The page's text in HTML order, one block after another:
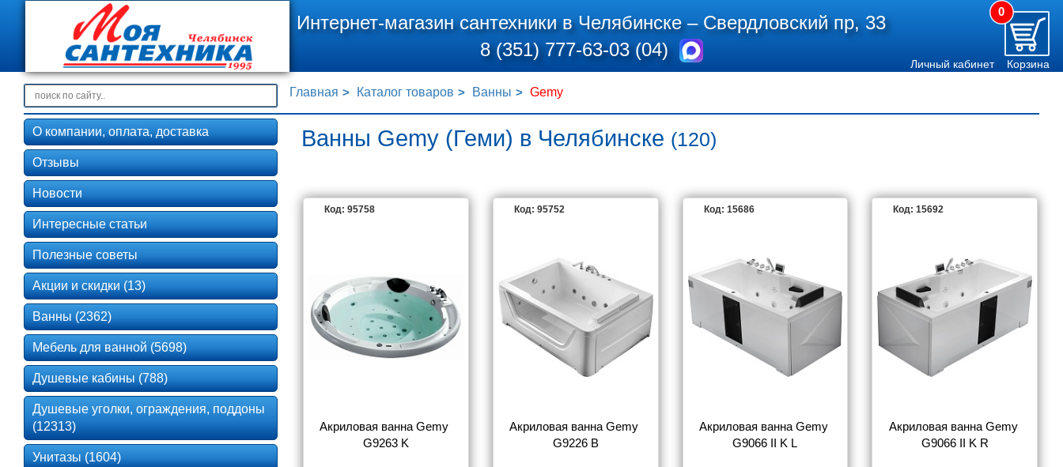
Интернет-магазин сантехники в Челябинске –Свердловский пр, 33
8 (351) 777-63-03 (04)
0
Личный кабинет Корзина
Главная Каталог товаров Ванны Gemy
Ванны Gemy (Геми) в Челябинске (120)
Код: 95758
Акриловая ванна Gemy
G9263 K
Код: 95752
Акриловая ванна Gemy
G9226 B
Код: 15686
Акриловая ванна Gemy
G9066 II K L
Код: 15692
Акриловая ванна Gemy
G9066 II K R
О компании, оплата, доставка
Отзывы
Новости
Интересные статьи
Полезные советы
Акции и скидки (13)
Ванны (2362)
Мебель для ванной (5698)
Душевые кабины (788)
Душевые уголки, ограждения, поддоны
(12313)
Унитазы (1604)